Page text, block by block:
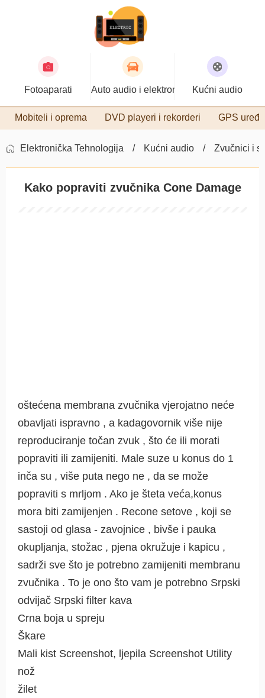
Fotoaparati Auto audio i elektronika Kućni audio
Mobiteli i oprema DVD playeri i rekorderi GPS
Elektronička Tehnologija Kućni audio Zvučnici i
Kako popraviti zvučnika Cone Damage
oštećena membrana zvučnika vjerojatno neće
obavljati ispravno , a kadagovornik više nije
reproduciranje točan zvuk , što će ili morati
popraviti ili zamijeniti. Male suze u konus do 1
inča su , više puta nego ne , da se može
popraviti s mrljom . Ako je šteta veća,konus
mora biti zamijenjen . Recone setove , koji se
sastoji od glasa - zavojnice , bivše i pauka
okupljanja, stožac , pjena okružuje i kapicu ,
sadrži sve što je potrebno zamijeniti membranu
zvučnika . To je ono što vam je potrebno Srpski
odvijač Srpski filter kava
Crna boja u spreju
Škare
Mali kist Screenshot, ljepila Screenshot Utility
nož
žilet